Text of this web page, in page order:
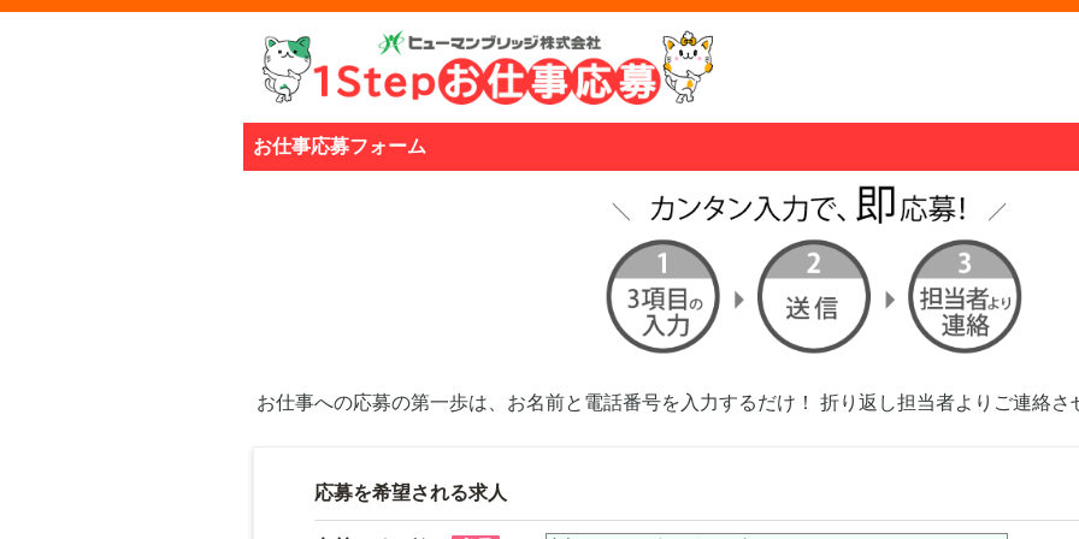
お仕事応募フォーム
お仕事への応募の第一歩は、お名前と電話番号を入力するだけ！ 折り返し担当者よりご連絡さ
応募を希望される求人